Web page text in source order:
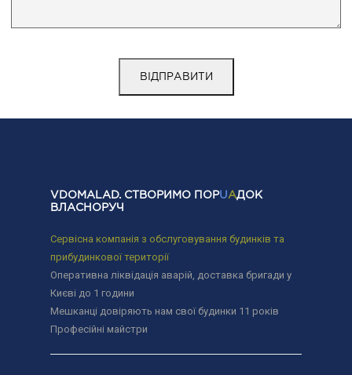
VDOMALAD. СТВОРИМО ПОРUAДОК
ВЛАСНОРУЧ
Сервісна компанія з обслуговування будинків та
прибудинкової території
Оперативна ліквідація аварій, доставка бригади у
Києві до 1 години
Мешканці довіряють нам свої будинки 11 років
Професійні майстри